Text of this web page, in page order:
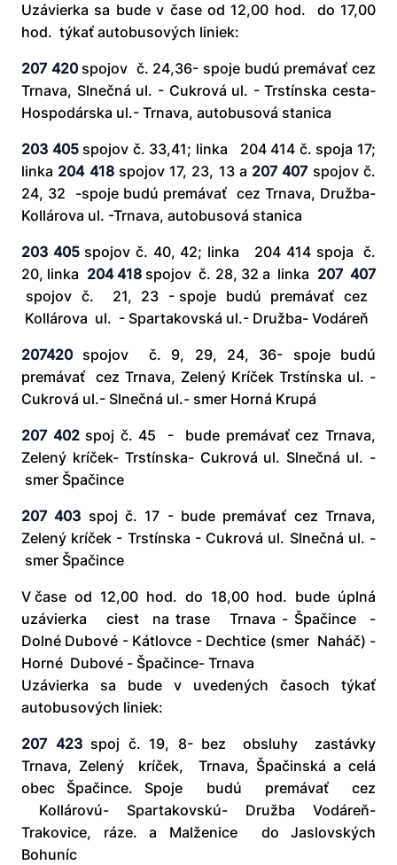
Uzávierka sa bude v čase od 12,00 hod. do 17,00
hod. týkať autobusových liniek:
207 420spojov č. 24,36- spoje budú premávať cez
Trnava, Slnečná ul. - Cukrová ul. - Trstínska cesta-
Hospodárska ul.- Trnava, autobusová stanica
203 405spojov č. 33,41; linka 204 414 č. spoja 17;
linka 204 418spojov 17, 23, 13 a 207 407 spojov č.
24, 32 -spoje budú premávať cez Trnava, Družba-
Kollárova ul. -Trnava, autobusová stanica
203 405spojov č. 40, 42; linka 204 414 spoja č.
20, linka 204 418spojov č. 28, 32 a linka 207 407
spojov č. 21, 23 - spoje budú premávať cez
Kollárova ul. - Spartakovská ul.- Družba- Vodáreň
207420 spojov č. 9, 29, 24, 36- spoje budú
premávať cez Trnava, Zelený Kríček­ Trstínska ul. -
Cukrová ul.- Slnečná ul.- smer Horná Krupá
207 402spoj č. 45 - bude premávať cez Trnava,
Zelený kríček- Trstínska- Cukrová ul. Slnečná ul. -
smer Špačince
207 403 spoj č. 17 - bude premávať cez Trnava,
Zelený kríček - Trstínska - Cukrová ul. Slnečná ul. -
smer Špačince
V čase od 12,00 hod. do 18,00 hod. bude úplná
uzávierka ciest na trase Trnava - Špačince -
Dolné Dubové - Kátlovce - Dechtice (smer Naháč) -
Horné Dubové - Špačince- Trnava
Uzávierka sa bude v uvedených časoch týkať
autobusových liniek:
207 423spoj č. 19, 8- bez obsluhy zastávky
Trnava, Zelený kríček, Trnava, Špačinská a celá
obec Špačince. Spoje budú premávať cez
Kollárovú- Spartakovskú- Družba­ Vodáreň-
Trakovice, ráze. a Malženice do Jaslovských
Bohuníc